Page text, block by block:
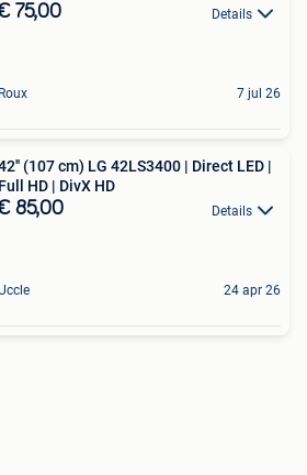
75,00 Details
Roux 7 jul 26
(107 cm) LG 42LS3400 | Direct LED |
Full HD | DivX HD
85,00 Details
24 apr 26